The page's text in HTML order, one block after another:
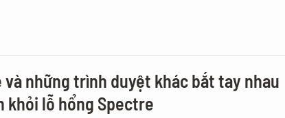
và những trình duyệt khác bắt tay nhau
khỏi lỗ hổng Spectre